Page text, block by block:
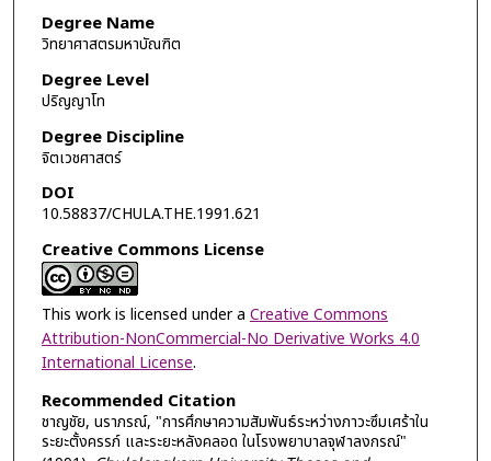
Degree Name
วิทยาศาสตรมหาบัณฑิต
Degree Level
ปริญญาโท
Degree Discipline
จิตเวชศาสตร์
DOI
10.58837/CHULA.THE.1991.621
Creative Commons License
This work is licensed under a Creative Commons
Attribution-NonCommercial-No Derivative Works 4.0
International License.
Recommended Citation
ชาญชัย, นราภรณ์, "การศึกษาความสัมพันธ์ระหว่างภาวะซึมเศร้าใน
ระยะตั้งครรภ์ และระยะหลังคลอด ในโรงพยาบาลจุฬาลงกรณ์"